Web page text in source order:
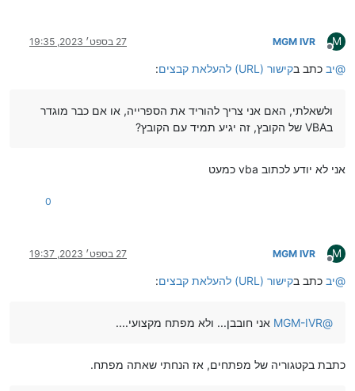
M
מנותק
MGM IVR 27 בספט׳ 2023, 19:35
@יב כתב בקישור (URL) להעלאת קבצים :
ולשאלתי, האם אני צריך להוריד את הספרייה, או אם כבר מוגדר
בVBA של הקובץ, זה יגיע תמיד עם הקובץ?
אני לא יודע לכתוב vba כמעט
0
M
מנותק
MGM IVR 27 בספט׳ 2023, 19:37
@יב כתב בקישור (URL) להעלאת קבצים :
@
MGM-IVR אני חובבן... ולא מפתח מקצועי....
כתבת בקטגוריה של מפתחים, אז הנחתי שאתה מפתח.